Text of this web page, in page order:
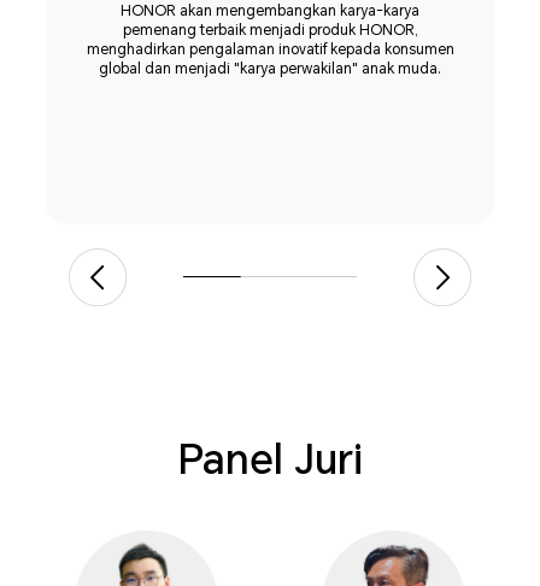
HONOR akan mengembangkan karya-karya
pemenang terbaik menjadi produk HONOR,
menghadirkan pengalaman inovatif kepada konsumen
global dan menjadi "karya perwakilan" anak muda.
Panel Juri